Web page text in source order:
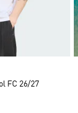
FC 26/27